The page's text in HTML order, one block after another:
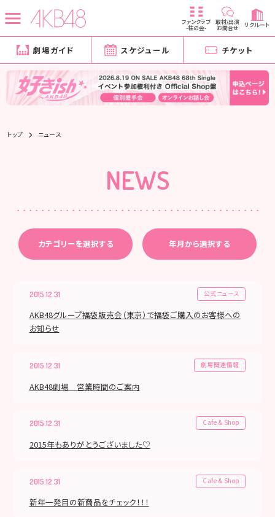
ファンクラブ
-柱の会-
取材/出演
お問合せ リクルート
劇場ガイド スケジュール チケット
トップ ニュース
NEWS
カテゴリーを選択する 年月から選択する
2015.12.31 公式ニュース
AKB48グループ福袋販売会（東京）で福袋ご購入のお客様への
お知らせ
2015.12.31 劇場関連情報
AKB48劇場 営業時間のご案内
2015.12.31 Cafe & Shop
2015年もありがとうございました♡
2015.12.31 Cafe & Shop
新年一発目の新商品をチェック！！！